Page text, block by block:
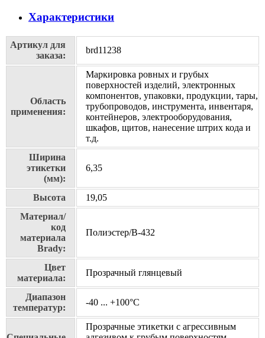
Характеристики
Артикул для
заказа:
brd11238
Область
применения:
Маркировка ровных и грубых
поверхностей изделий, электронных
компонентов, упаковки, продукции, тары,
трубопроводов, инструмента, инвентаря,
контейнеров, электрооборудования,
шкафов, щитов, нанесение штрих кода и
т.д.
Ширина
этикетки
(мм):
6,35
Высота
19,05
Материал/
код
материала
Brady:
Полиэстер/В-432
Цвет
материала:
Прозрачный глянцевый
Диапазон
температур:
-40 ... +100°С
Прозрачные этикетки с агрессивным